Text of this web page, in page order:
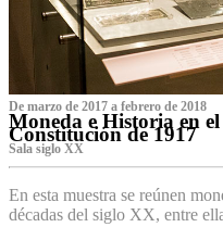
De marzo de 2017 a febrero de 2018
Moneda e Historia en
Constitución de 1917
Sala siglo XX
En esta muestra se reúnen
décadas del siglo XX, entre